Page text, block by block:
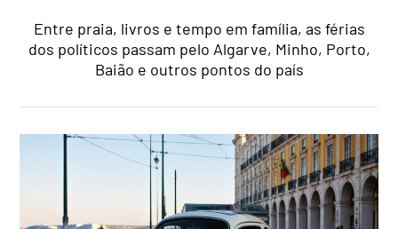
Entre praia, livros e tempo em família, as férias
dos políticos passam pelo Algarve, Minho, Porto,
Baião e outros pontos do país